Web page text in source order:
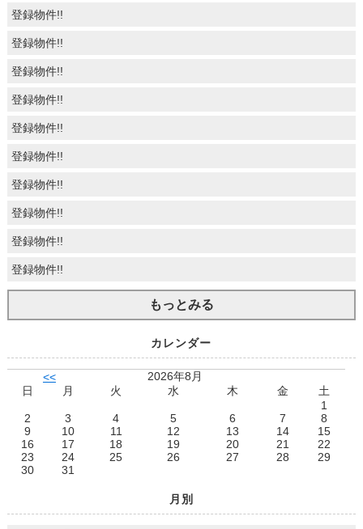
登録物件!!
登録物件!!
登録物件!!
登録物件!!
登録物件!!
登録物件!!
登録物件!!
登録物件!!
登録物件!!
登録物件!!
もっとみる
カレンダー
<<
2026年8月
日
月 火 水 木 金
土
1
2
3 4 5 6 7
8
9
10 11 12 13 14
15
16
17 18 19 20 21
22
23
24 25 26 27 28
29
30
31
月別